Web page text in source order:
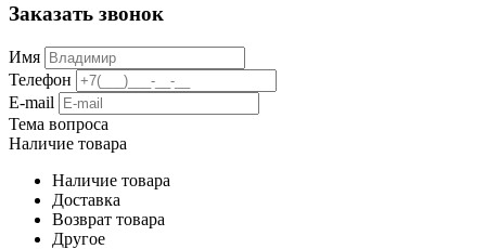
Заказать звонок
Имя
Телефон
E-mail
Тема вопроса
Наличие товара
Наличие товара
Доставка
Возврат товара
Другое